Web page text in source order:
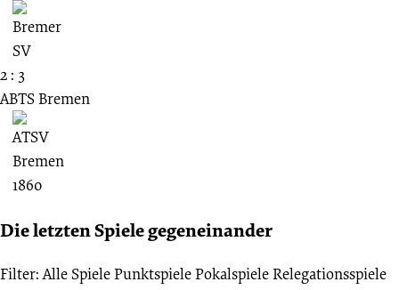
2 : 3
ABTS Bremen
Die letzten Spiele gegeneinander
Filter: Alle SpielePunktspielePokalspieleRelegationsspiele